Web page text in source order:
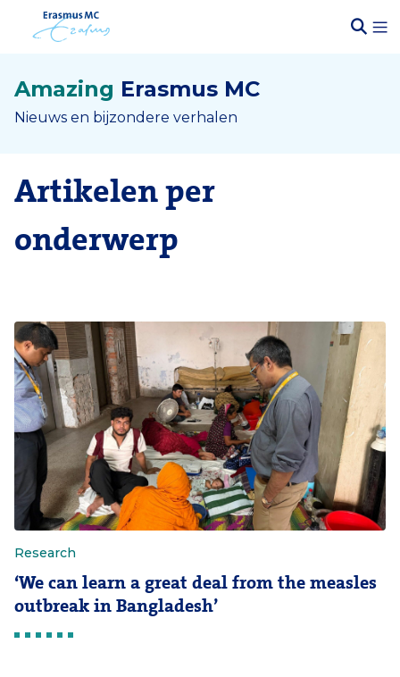
Amazing Erasmus MC
Nieuws en bijzondere verhalen
Artikelen per
onderwerp
Research
‘We can learn a great deal from the measles
outbreak in Bangladesh’